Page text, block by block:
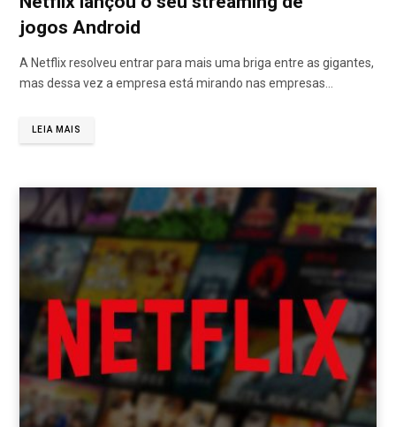
jogos Android
A Netflix resolveu entrar para mais uma briga entre as gigantes,
mas dessa vez a empresa está mirando nas empresas…
LEIA MAIS